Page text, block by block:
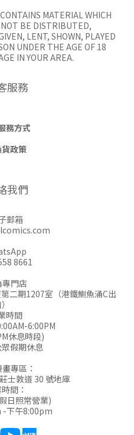
MATERIAL WHICH
NOT BE DISTRIBUTED,
LENT, SHOWN, PLAYED
UNDER THE AGE OF 18
IN YOUR AREA.
服務
務方式
政策
我們
郵箱
8661
門店
二期1207室（港鐵鰂魚涌C出
時間
6:00PM
休息時段)
假期休息
專區：
士敦道 30 號地庫
間：
日照常營業)
-下午8:00pm